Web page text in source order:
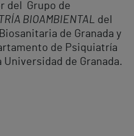
del Grupo de
BIOAMBIENTAL del
de Granada y
de Psiquiatría
Universidad de Granada.